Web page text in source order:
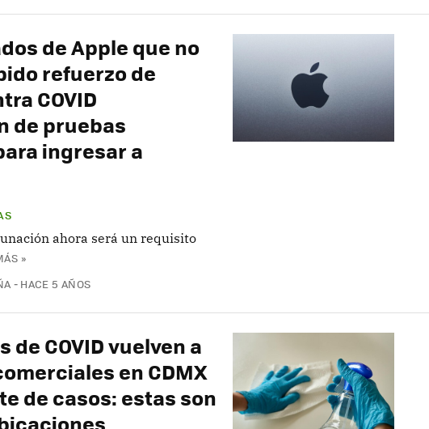
de Apple que no
refuerzo de
COVID
de pruebas
ingresar a
ahora será un requisito
»
HACE 5 AÑOS
de COVID vuelven a
en CDMX
de casos: estas son